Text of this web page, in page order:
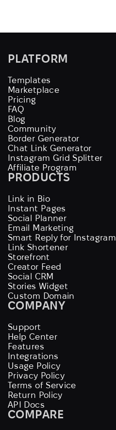
PLATFORM
Templates
Marketplace
Pricing
FAQ
Blog
Community
Border Generator
Chat Link Generator
Instagram Grid Splitter
Affiliate Program
PRODUCTS
Link in Bio
Instant Pages
Social Planner
Email Marketing
Smart Reply for Instagram
Link Shortener
Storefront
Creator Feed
Social CRM
Stories Widget
Custom Domain
COMPANY
Support
Help Center
Features
Integrations
Usage Policy
Privacy Policy
Terms of Service
Return Policy
API Docs
COMPARE